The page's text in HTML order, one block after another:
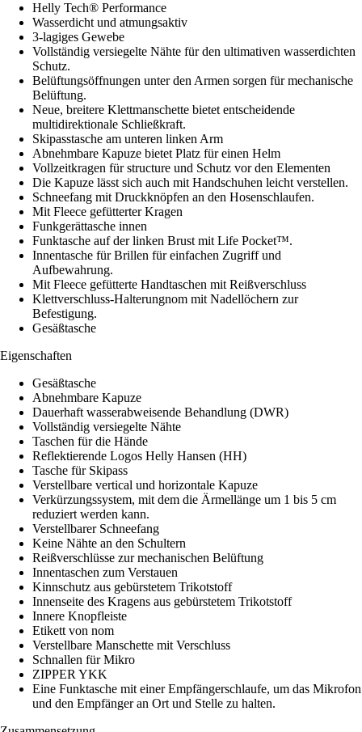
Helly Tech® Performance
Wasserdicht und atmungsaktiv
3-lagiges Gewebe
Vollständig versiegelte Nähte für den ultimativen wasserdichten
Schutz.
Belüftungsöffnungen unter den Armen sorgen für mechanische
Belüftung.
Neue, breitere Klettmanschette bietet entscheidende
multidirektionale Schließkraft.
Skipasstasche am unteren linken Arm
Abnehmbare Kapuze bietet Platz für einen Helm
Vollzeitkragen für structure und Schutz vor den Elementen
Die Kapuze lässt sich auch mit Handschuhen leicht verstellen.
Schneefang mit Druckknöpfen an den Hosenschlaufen.
Mit Fleece gefütterter Kragen
Funkgerättasche innen
Funktasche auf der linken Brust mit Life Pocket™.
Innentasche für Brillen für einfachen Zugriff und
Aufbewahrung.
Mit Fleece gefütterte Handtaschen mit Reißverschluss
Klettverschluss-Halterungnom mit Nadellöchern zur
Befestigung.
Gesäßtasche
Eigenschaften
Gesäßtasche
Abnehmbare Kapuze
Dauerhaft wasserabweisende Behandlung (DWR)
Vollständig versiegelte Nähte
Taschen für die Hände
Reflektierende Logos Helly Hansen (HH)
Tasche für Skipass
Verstellbare vertical und horizontale Kapuze
Verkürzungssystem, mit dem die Ärmellänge um 1 bis 5 cm
reduziert werden kann.
Verstellbarer Schneefang
Keine Nähte an den Schultern
Reißverschlüsse zur mechanischen Belüftung
Innentaschen zum Verstauen
Kinnschutz aus gebürstetem Trikotstoff
Innenseite des Kragens aus gebürstetem Trikotstoff
Innere Knopfleiste
Etikett von nom
Verstellbare Manschette mit Verschluss
Schnallen für Mikro
ZIPPER YKK
Eine Funktasche mit einer Empfängerschlaufe, um das Mikrofon
und den Empfänger an Ort und Stelle zu halten.